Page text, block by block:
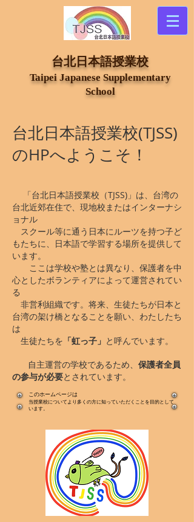
​台北日本語授業校
Taipei Japanese Supplementary
School
台北日本語授業校(TJSS)
のHPへようこそ！
「台北日本語授業校（TJSS)」は、台湾の
台北近郊在住で、現地校またはインターナシ
ョナル
スクール等に通う日本にルーツを持つ子ど
もたちに、日本語で学習する場所を提供して
います。
ここは学校や塾とは異なり、保護者を中
心としたボランティアによって運営されてい
る
非営利組織です。将来、生徒たちが日本と
台湾の架け橋となることを願い、わたしたち
は
生徒たちを 「虹っ子」 と呼んでいます。
自主運営の学校であるため、 保護者全員
の参与が必要とされています。
このホームページは
当授業校についてより多くの方に知っていただくことを目的として
います。